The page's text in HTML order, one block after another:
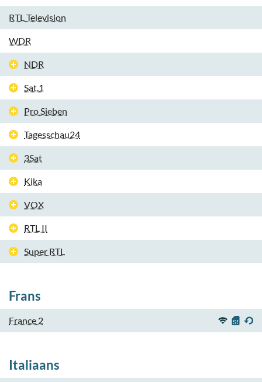
RTL Television
WDR
NDR
Sat.1
Pro Sieben
Tagesschau24
3Sat
Kika
VOX
RTL II
Super RTL
Frans
France 2
Italiaans